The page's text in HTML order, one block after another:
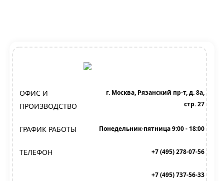
ОФИС И
ПРОИЗВОДСТВО
г. Москва, Рязанский пр-т, д. 8а,
стр. 27
ГРАФИК РАБОТЫ Понедельник-пятница 9:00 - 18:00
ТЕЛЕФОН +7 (495) 278-07-56
+7 (495) 737-56-33